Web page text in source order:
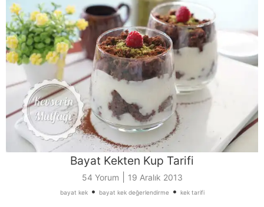
Bayat Kekten Kup Tarifi
54 Yorum 19 Aralık 2013
bayat kek• bayat kek değerlendirme• kek tarifi